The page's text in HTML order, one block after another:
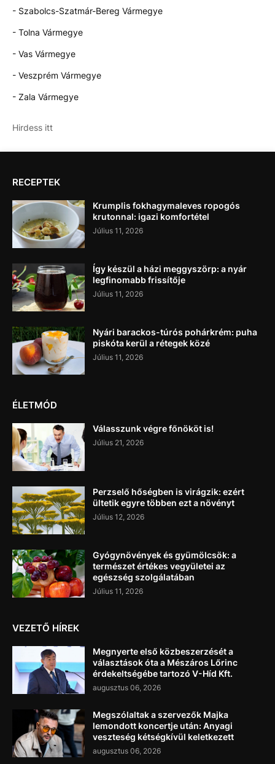
- Szabolcs-Szatmár-Bereg Vármegye
- Tolna Vármegye
- Vas Vármegye
- Veszprém Vármegye
- Zala Vármegye
Hirdess itt
RECEPTEK
Krumplis fokhagymaleves ropogós
krutonnal: igazi komfortétel
Július 11, 2026
Így készül a házi meggyszörp: a nyár
legfinomabb frissítője
Július 11, 2026
Nyári barackos-túrós pohárkrém: puha
piskóta kerül a rétegek közé
Július 11, 2026
ÉLETMÓD
Válasszunk végre főnököt is!
Július 21, 2026
Perzselő hőségben is virágzik: ezért
ültetik egyre többen ezt a növényt
Július 12, 2026
Gyógynövények és gyümölcsök: a
természet értékes vegyületei az
egészség szolgálatában
Július 11, 2026
VEZETŐ HÍREK
Megnyerte első közbeszerzését a
választások óta a Mészáros Lőrinc
érdekeltségébe tartozó V-Híd Kft.
augusztus 06, 2026
Megszólaltak a szervezők Majka
lemondott koncertje után: Anyagi
veszteség kétségkívül keletkezett
augusztus 06, 2026